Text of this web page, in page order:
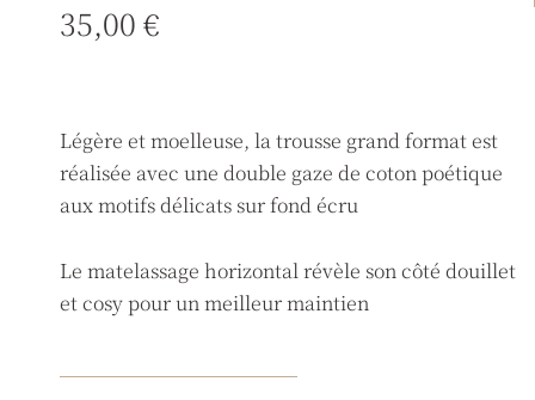
35,00€
Légère et moelleuse, la trousse grand format est
réalisée avec une double gaze de coton poétique
aux motifs délicats sur fond écru
Le matelassage horizontal révèle son côté douillet
et cosy pour un meilleur maintien